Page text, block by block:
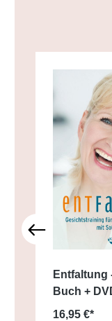
Entfaltung
Buch +
16,95 €*